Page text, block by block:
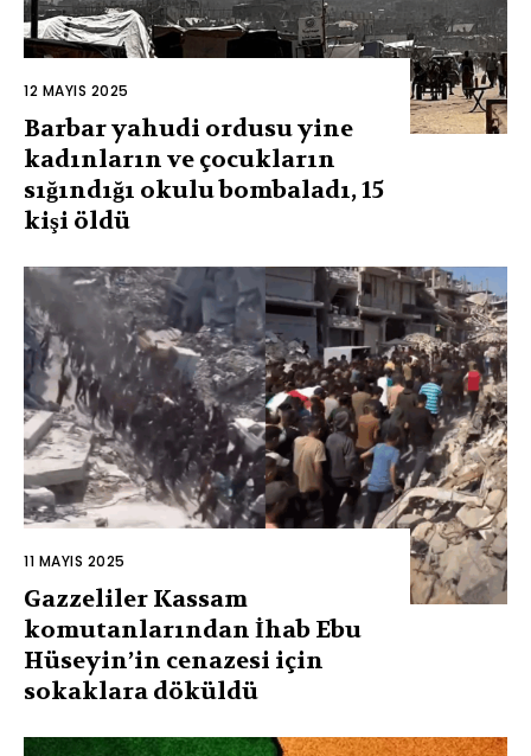
12 MAYIS 2025
Barbar yahudi ordusu yine
kadınların ve çocukların
sığındığı okulu bombaladı, 15
kişi öldü
11 MAYIS 2025
Gazzeliler Kassam
komutanlarından İhab Ebu
Hüseyin’in cenazesi için
sokaklara döküldü